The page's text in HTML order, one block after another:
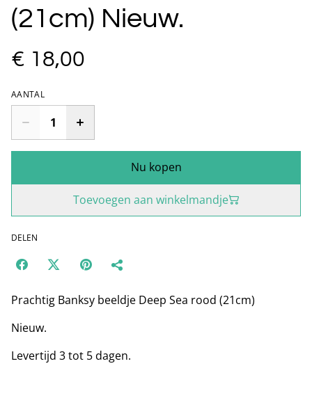
(21cm) Nieuw.
€ 18,00
AANTAL
Nu kopen
Toevoegen aan winkelmandje
DELEN
Prachtig Banksy beeldje Deep Sea rood (21cm)
Nieuw.
Levertijd 3 tot 5 dagen.